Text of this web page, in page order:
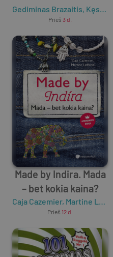
Gediminas Brazaitis, Kęstutis Pėtelis
Prieš 3 d.
Made by Indira. Mada
– bet kokia kaina?
Caja Cazemier, Martine Letterie
Prieš 12 d.